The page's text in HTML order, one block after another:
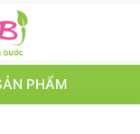
PHẨM